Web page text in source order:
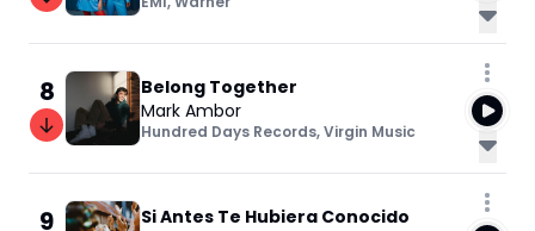
8
Belong Together
Mark Ambor
Hundred Days Records,Virgin Music
9
Si Antes Te Hubiera Conocido